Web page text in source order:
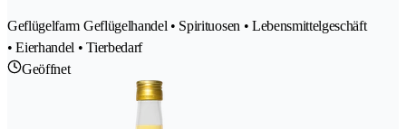
Geflügelfarm Geflügelhandel • Spirituosen • Lebensmittelgeschäft
• Eierhandel • Tierbedarf
Geöffnet